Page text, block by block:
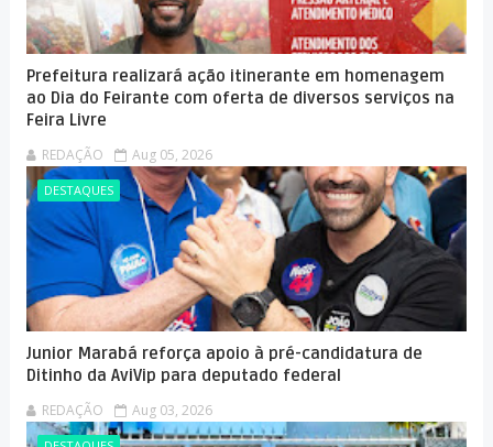
Prefeitura realizará ação itinerante em homenagem
ao Dia do Feirante com oferta de diversos serviços na
Feira Livre
REDAÇÃO Aug 05, 2026
DESTAQUES
Junior Marabá reforça apoio à pré-candidatura de
Ditinho da AviVip para deputado federal
REDAÇÃO Aug 03, 2026